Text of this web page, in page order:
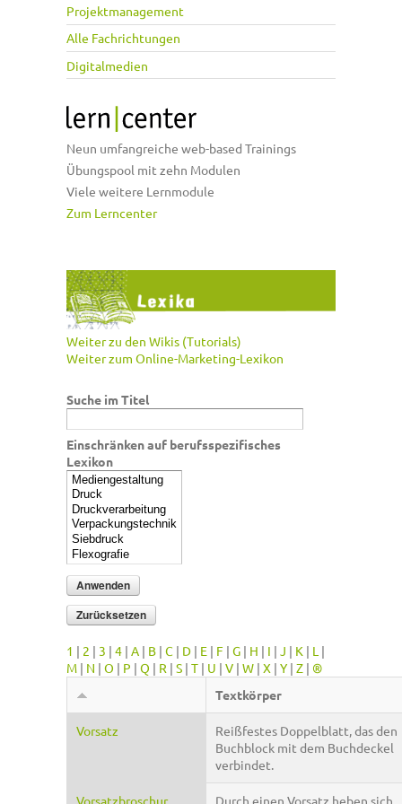
Projektmanagement
Alle Fachrichtungen
Digitalmedien
Neun umfangreiche web-based Trainings
Übungspool mit zehn Modulen
Viele weitere Lernmodule
Zum Lerncenter
Weiter zu den Wikis (Tutorials)
Weiter zum Online-Marketing-Lexikon
Suche im Titel
Einschränken auf berufsspezifisches
Lexikon
1 | 2 | 3 | 4 | A | B | C | D | E | F | G | H | I | J | K | L |
M | N | O | P | Q | R | S | T | U | V | W | X | Y | Z | ®
Textkörper
Vorsatz
Reißfestes Doppelblatt, das den
Buchblock mit dem Buchdeckel
verbindet.